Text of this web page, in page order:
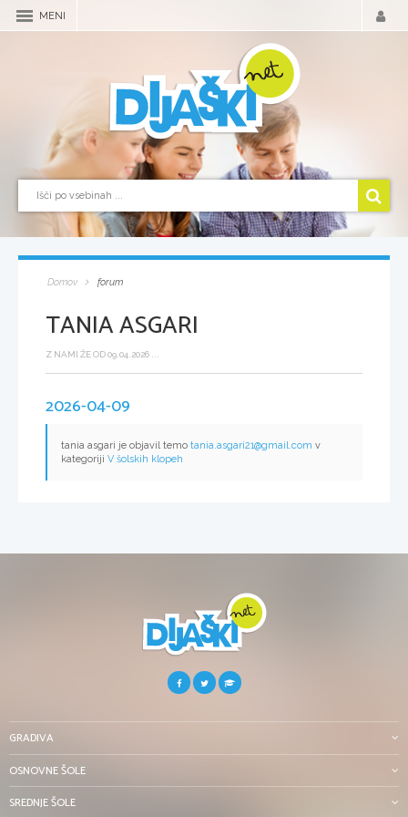
MENI
Domov forum
TANIA ASGARI
Z NAMI ŽE OD 09.04.2026 ...
2026-04-09
tania asgari je objavil temo tania.asgari21@gmail.com v
kategoriji V šolskih klopeh
GRADIVA
OSNOVNE ŠOLE
SREDNJE ŠOLE